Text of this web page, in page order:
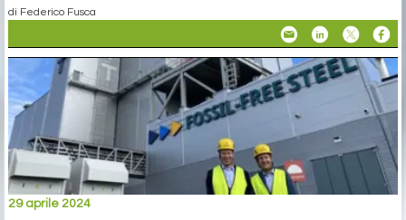
di Federico Fusca
29 aprile 2024